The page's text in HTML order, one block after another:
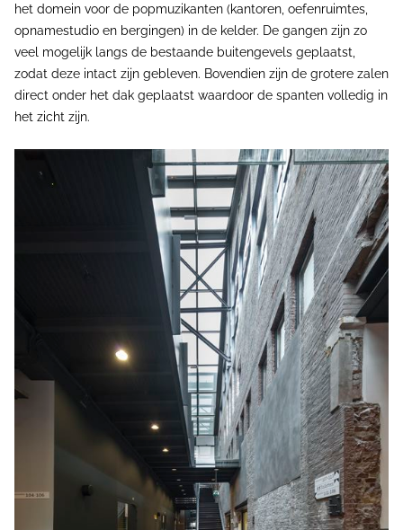
het domein voor de popmuzikanten (kantoren, oefenruimtes,
opnamestudio en bergingen) in de kelder. De gangen zijn zo
veel mogelijk langs de bestaande buitengevels geplaatst,
zodat deze intact zijn gebleven. Bovendien zijn de grotere zalen
direct onder het dak geplaatst waardoor de spanten volledig in
het zicht zijn.